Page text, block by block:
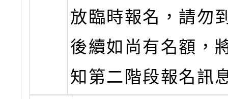
放臨時報名，請勿
後續如尚有名額，
知第二階段報名訊